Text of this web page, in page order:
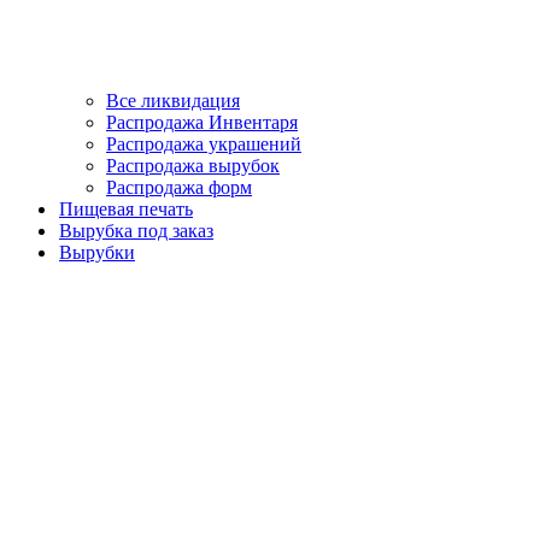
Все ликвидация
Распродажа Инвентаря
Распродажа украшений
Распродажа вырубок
Распродажа форм
Пищевая печать
Вырубка под заказ
Вырубки